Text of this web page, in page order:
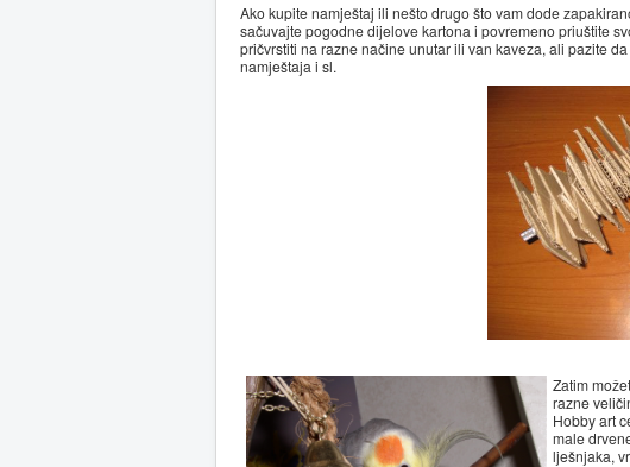
Ako kupite namještaj ili nešto drugo što vam dode
sačuvajte pogodne dijelove kartona i povremeno priuštite
pričvrstiti na razne načine unutar ili van kaveza, ali pazite
namještaja i sl.
Zatim
razne
Hobby art
male
lješnjaka,